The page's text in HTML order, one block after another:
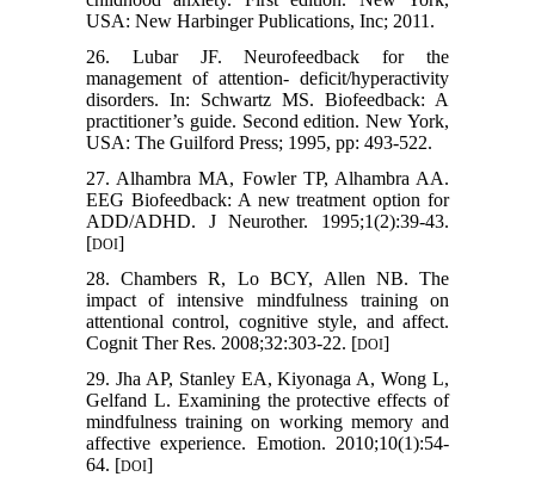
USA: New Harbinger Publications, Inc; 2011.
26. Lubar JF. Neurofeedback for the
management of attention- deficit/hyperactivity
disorders. In: Schwartz MS. Biofeedback: A
practitioner’s guide. Second edition. New York,
USA: The Guilford Press; 1995, pp: 493-522.
27. Alhambra MA, Fowler TP, Alhambra AA.
EEG Biofeedback: A new treatment option for
ADD/ADHD. J Neurother. 1995;1(2):39-43.
[DOI]
28. Chambers R, Lo BCY, Allen NB. The
impact of intensive mindfulness training on
attentional control, cognitive style, and affect.
Cognit Ther Res. 2008;32:303-22. [DOI]
29. Jha AP, Stanley EA, Kiyonaga A, Wong L,
Gelfand L. Examining the protective effects of
mindfulness training on working memory and
affective experience. Emotion. 2010;10(1):54-
64. [DOI]